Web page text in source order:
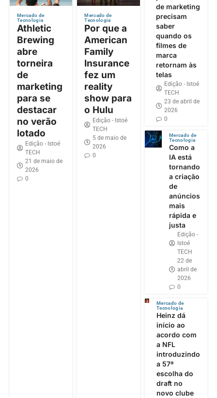
Mercado de
Tecnologia
Athletic
Brewing
abre
torneira
de
marketing
para se
destacar
no verão
lotado
Edição - Istoé
TECH
21 de maio de
2026
0
Mercado de
Tecnologia
Por que a
American
Family
Insurance
fez um
reality
show para
o Hulu
Edição - Istoé
TECH
5 de maio de
2026
0
de marketing
precisam
saber
quando os
filmes de
marca
retornam às
telas
Edição - Istoé
TECH
23 de abril de
2026
0
Mercado de
Tecnologia
Como a
IA está
tornando
a criação
de
anúncios
mais
rápida e
justa
Edição -
Istoé
TECH
22 de
abril de
2026
0
Mercado de
Tecnologia
Heinz dá
início ao
acordo com
a NFL
introduzindo
a 57ª
escolha do
draft no
novo clube